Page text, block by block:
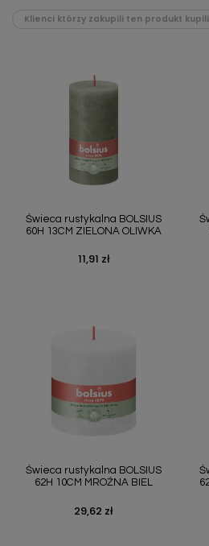
Klienci którzy zakupili ten produkt
Świeca rustykalna BOLSIUS
60H 13CM ZIELONA OLIWKA
Cena
11,91 zł
Świeca rustykalna BOLSIUS
62H 10CM MROŹNA BIEL
Cena
29,62 zł